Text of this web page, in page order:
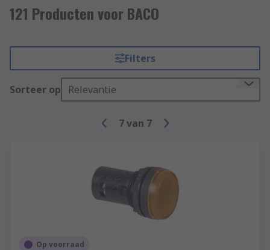
121 Producten voor BACO
Filters
Sorteer op Relevantie
7 van 7
Op voorraad